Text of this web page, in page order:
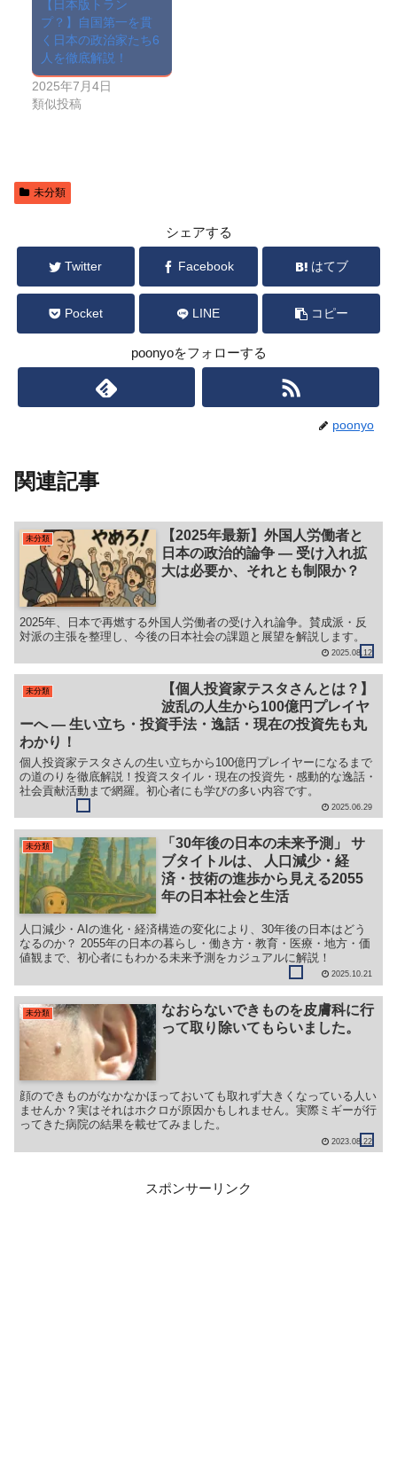
【日本版トラン
プ？】自国第一を貫
く日本の政治家たち6
人を徹底解説！
2025年7月4日
類似投稿
未分類
シェアする
Twitter Facebook はてブ
Pocket LINE コピー
poonyoをフォローする
poonyo
関連記事
未分類
【2025年最新】外国人労働者と
日本の政治的論争 ― 受け入れ拡
大は必要か、それとも制限か？
2025年、日本で再燃する外国人労働者の受け入れ論争。賛成派・反
対派の主張を整理し、今後の日本社会の課題と展望を解説します。
2025.08.12
未分類
【個人投資家テスタさんとは？】
波乱の人生から100億円プレイヤ
ーへ — 生い立ち・投資手法・逸話・現在の投資先も丸
わかり！
個人投資家テスタさんの生い立ちから100億円プレイヤーになるまで
の道のりを徹底解説！投資スタイル・現在の投資先・感動的な逸話・
社会貢献活動まで網羅。初心者にも学びの多い内容です。
2025.06.29
未分類
「30年後の日本の未来予測」 サ
ブタイトルは、 人口減少・経
済・技術の進歩から見える2055
年の日本社会と生活
人口減少・AIの進化・経済構造の変化により、30年後の日本はどう
なるのか？ 2055年の日本の暮らし・働き方・教育・医療・地方・価
値観まで、初心者にもわかる未来予測をカジュアルに解説！
2025.10.21
未分類
なおらないできものを皮膚科に行
って取り除いてもらいました。
顔のできものがなかなかほっておいても取れず大きくなっている人い
ませんか？実はそれはホクロが原因かもしれません。実際ミギーが行
ってきた病院の結果を載せてみました。
2023.08.22
スポンサーリンク